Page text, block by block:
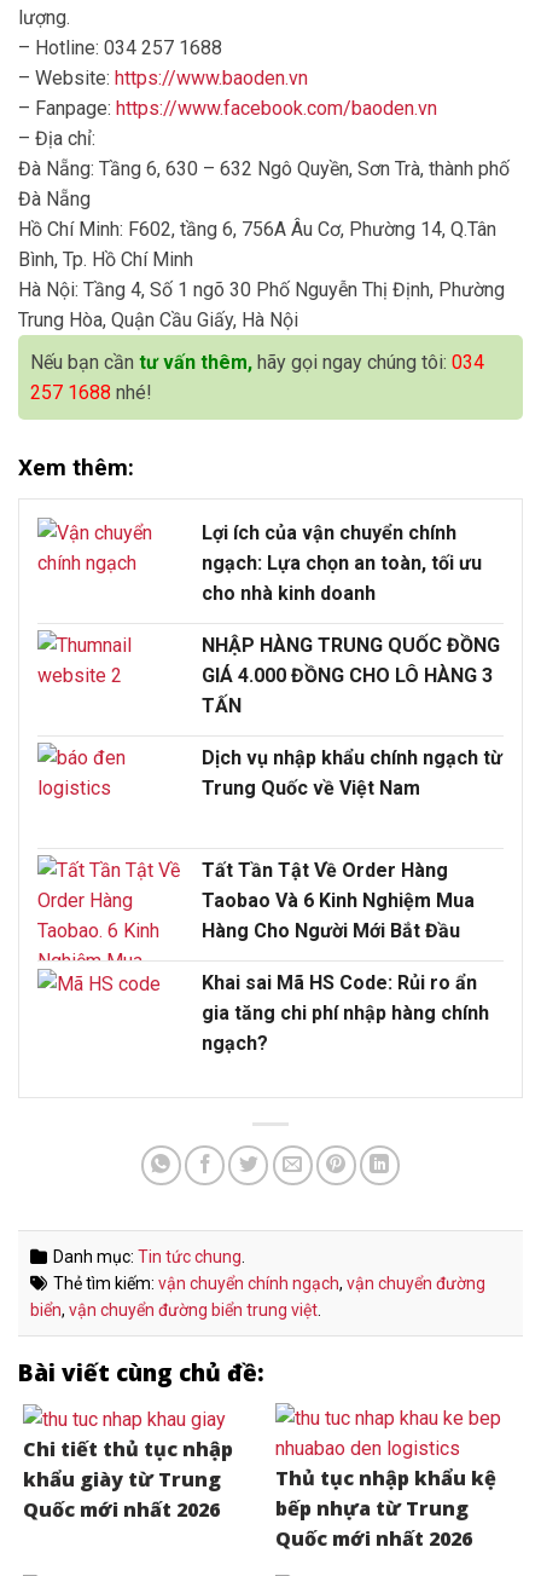
lượng.
– Hotline: 034 257 1688
– Website: https://www.baoden.vn
– Fanpage: https://www.facebook.com/baoden.vn
– Địa chỉ:
Đà Nẵng: Tầng 6, 630 – 632 Ngô Quyền, Sơn Trà, thành phố
Đà Nẵng
Hồ Chí Minh: F602, tầng 6, 756A Âu Cơ, Phường 14, Q.Tân
Bình, Tp. Hồ Chí Minh
Hà Nội: Tầng 4, Số 1 ngõ 30 Phố Nguyễn Thị Định, Phường
Trung Hòa, Quận Cầu Giấy, Hà Nội
Nếu bạn cần tư vấn thêm, hãy gọi ngay chúng tôi: 034
257 1688 nhé!
Xem thêm:
Lợi ích của vận chuyển chính
ngạch: Lựa chọn an toàn, tối ưu
cho nhà kinh doanh
NHẬP HÀNG TRUNG QUỐC ĐỒNG
GIÁ 4.000 ĐỒNG CHO LÔ HÀNG 3
TẤN
Dịch vụ nhập khẩu chính ngạch từ
Trung Quốc về Việt Nam
Tất Tần Tật Về Order Hàng
Taobao Và 6 Kinh Nghiệm Mua
Hàng Cho Người Mới Bắt Đầu
Khai sai Mã HS Code: Rủi ro ẩn
gia tăng chi phí nhập hàng chính
ngạch?
Danh mục: Tin tức chung
Thẻ tìm kiếm: vận chuyển chính ngạch, vận chuyển đường
biển, vận chuyển đường biển trung việt
Bài viết cùng chủ đề:
Chi tiết thủ tục nhập
khẩu giày từ Trung
Quốc mới nhất 2026
Thủ tục nhập khẩu kệ
bếp nhựa từ Trung
Quốc mới nhất 2026